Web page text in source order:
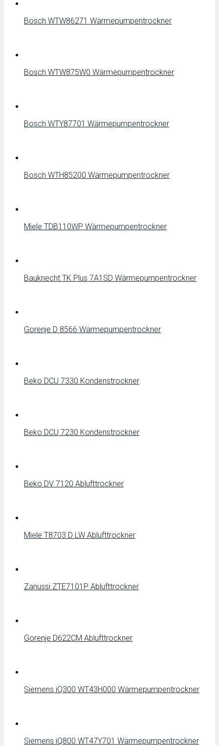
Bosch WTW86271 Wärmepumpentrockner
Bosch WTW875W0 Wärmepumpentrockner
Bosch WTY87701 Wärmepumpentrockner
Bosch WTH85200 Wärmepumpentrockner
Miele TDB110WP Wärmepumpentrockner
Bauknecht TK Plus 7A1SD Wärmepumpentrockner
Gorenje D 8566 Wärmepumpentrockner
Beko DCU 7330 Kondenstrockner
Beko DCU 7230 Kondenstrockner
Beko DV 7120 Ablufttrockner
Miele T8703 D LW Ablufttrockner
Zanussi ZTE7101P Ablufttrockner
Gorenje D622CM Ablufttrockner
Siemens iQ300 WT43H000 Wärmepumpentrockner
Siemens iQ800 WT47Y701 Wärmepumpentrockner